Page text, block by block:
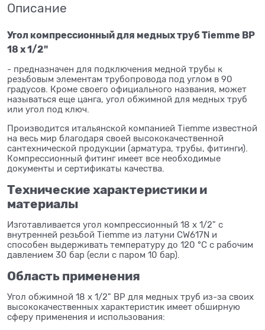
Описание
Угол компрессионный для медных труб Tiemme ВР
18 х 1/2"
- предназначен для подключения медной трубы к
резьбовым элементам трубопровода под углом в 90
градусов. Кроме своего официального названия, может
называться еще цанга, угол обжимной для медных труб
или угол под ключ.
Производится итальянской компанией Tiemme известной
на весь мир благодаря своей высококачественной
сантехнической продукции (арматура, трубы, фитинги).
Компрессионный фитинг имеет все необходимые
документы и сертификаты качества.
Технические характеристики и
материалы
Изготавливается угол компрессионный 18 x 1/2" с
внутренней резьбой Tiemme из латуни CW617N и
способен выдерживать температуру до 120 °C с рабочим
давлением 30 бар (если с паром 10 бар).
Область применения
Угол обжимной 18 x 1/2" ВР для медных труб из-за своих
высококачественных характеристик имеет обширную
сферу применения и использования: